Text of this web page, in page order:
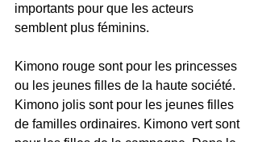
importants pour que les acteurs
semblent plus féminins.
Kimono rouge sont pour les princesses
ou les jeunes filles de la haute société.
Kimono jolis sont pour les jeunes filles
de familles ordinaires. Kimono vert sont